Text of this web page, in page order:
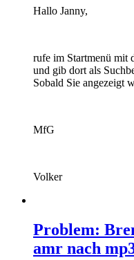
Hallo Janny,
rufe im Startmenü mit
und gib dort als
Sobald Sie angezeigt
MfG
Volker
Problem:
amr nach